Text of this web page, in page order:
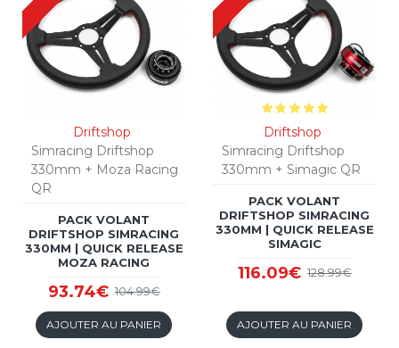
Driftshop
Simracing Driftshop
330mm + Moza Racing
QR
PACK VOLANT
DRIFTSHOP SIMRACING
330MM | QUICK RELEASE
MOZA RACING
93.74€ 104.99€
AJOUTER AU PANIER
Driftshop
Simracing Driftshop
330mm + Simagic QR
PACK VOLANT
DRIFTSHOP SIMRACING
330MM | QUICK RELEASE
SIMAGIC
116.09€ 128.99€
AJOUTER AU PANIER